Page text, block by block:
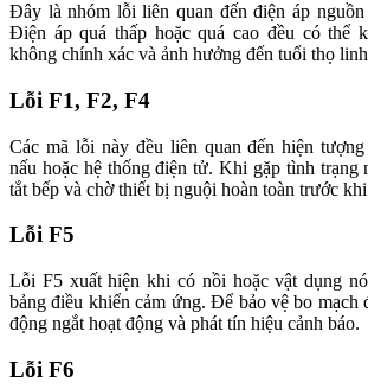
Đây là nhóm lỗi liên quan đến điện áp
Điện áp quá thấp hoặc quá cao đều có thể
không chính xác và ảnh hưởng đến tuổi thọ
Lỗi F1, F2, F4
Các mã lỗi này đều liên quan đến hiện
nấu hoặc hệ thống điện tử. Khi gặp tình trạng
tắt bếp và chờ thiết bị nguội hoàn toàn trước
Lỗi F5
Lỗi F5 xuất hiện khi có nồi hoặc vật dụng
bảng điều khiển cảm ứng. Để bảo vệ bo mạch
động ngắt hoạt động và phát tín hiệu cảnh báo.
Lỗi F6